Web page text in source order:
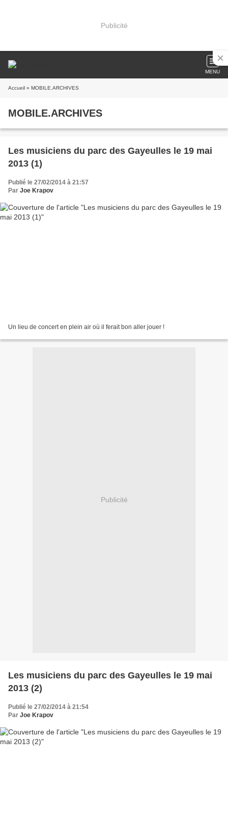
Publicité
MENU
Accueil » MOBILE.ARCHIVES
MOBILE.ARCHIVES
Les musiciens du parc des Gayeulles le 19 mai
2013 (1)
Publié le 27/02/2014 à 21:57
Par Joe Krapov
Un lieu de concert en plein air où il ferait bon aller jouer !
Publicité
Les musiciens du parc des Gayeulles le 19 mai
2013 (2)
Publié le 27/02/2014 à 21:54
Par Joe Krapov